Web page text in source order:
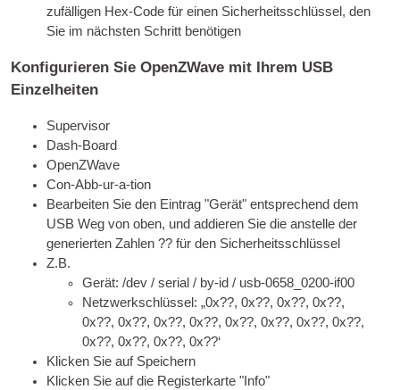
zufälligen Hex-Code für einen Sicherheitsschlüssel, den
Sie im nächsten Schritt benötigen
Konfigurieren Sie OpenZWave mit Ihrem USB
Einzelheiten
Supervisor
Dash-Board
OpenZWave
Con-Abb-ur-a-tion
Bearbeiten Sie den Eintrag "Gerät" entsprechend dem
USB Weg von oben, und addieren Sie die anstelle der
generierten Zahlen ?? für den Sicherheitsschlüssel
Z.B.
Gerät: /dev / serial / by-id / usb-0658_0200-if00
Netzwerkschlüssel: „0x??, 0x??, 0x??, 0x??,
0x??, 0x??, 0x??, 0x??, 0x??, 0x??, 0x??, 0x??,
0x??, 0x??, 0x??, 0x??‘
Klicken Sie auf Speichern
Klicken Sie auf die Registerkarte "Info"